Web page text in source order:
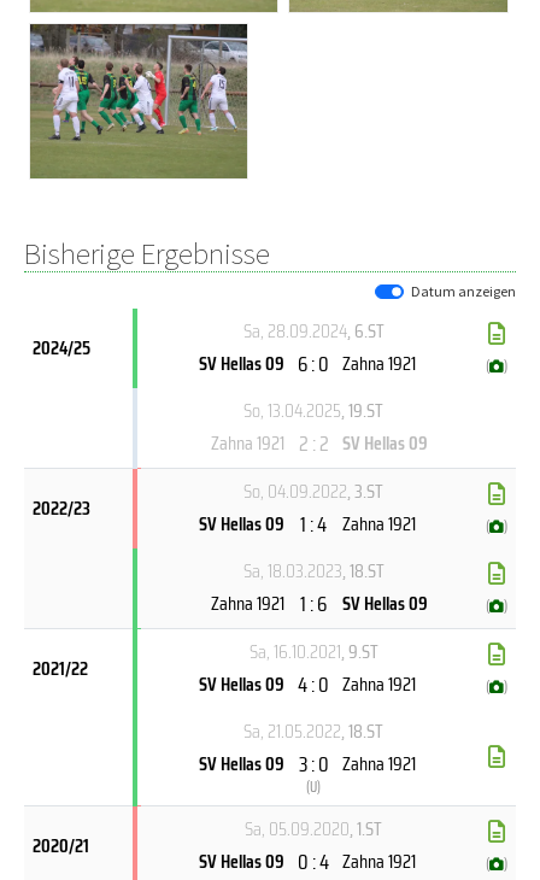
Bisherige Ergebnisse
Datum anzeigen
2024/25
Sa, 28.09.2024, 6.ST
SV Hellas 09 6 : 0 Zahna 1921 ( )
So, 13.04.2025, 19.ST
Zahna 1921 2 : 2 SV Hellas 09
2022/23
So, 04.09.2022, 3.ST
SV Hellas 09 1 : 4 Zahna 1921 ( )
Sa, 18.03.2023, 18.ST
Zahna 1921 1 : 6 SV Hellas 09 ( )
2021/22
Sa, 16.10.2021, 9.ST
SV Hellas 09 4 : 0 Zahna 1921 ( )
Sa, 21.05.2022, 18.ST
SV Hellas 09 3 : 0
(U)
Zahna 1921
2020/21
Sa, 05.09.2020, 1.ST
SV Hellas 09 0 : 4 Zahna 1921 ( )